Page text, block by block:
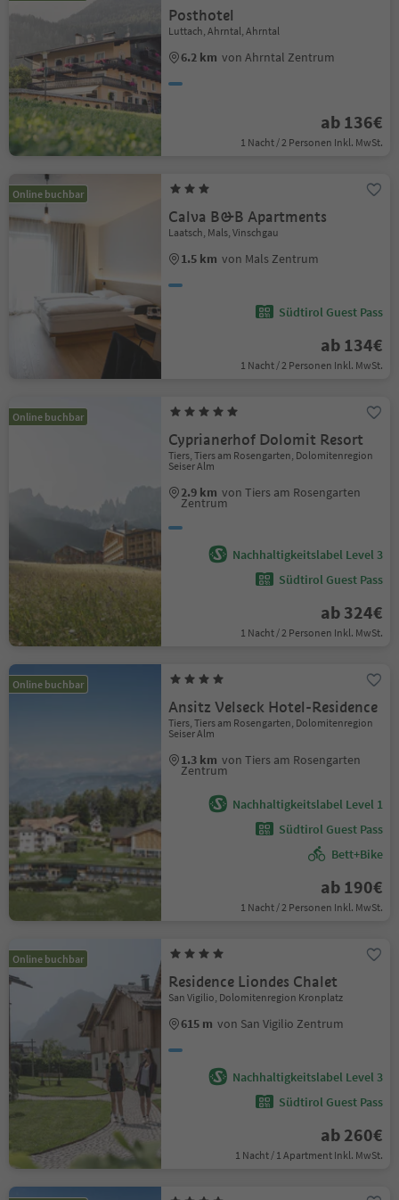
Posthotel
Luttach, Ahrntal, Ahrntal
6.2 km von Ahrntal Zentrum
ab 136€
1 Nacht / 2 Personen Inkl. MwSt.
Online buchbar
Calva B&B Apartments
Laatsch, Mals, Vinschgau
1.5 km von Mals Zentrum
Südtirol Guest Pass
ab 134€
1 Nacht / 2 Personen Inkl. MwSt.
Online buchbar
Cyprianerhof Dolomit Resort
Tiers, Tiers am Rosengarten, Dolomitenregion
Seiser Alm
2.9 km von Tiers am Rosengarten
Zentrum
Nachhaltigkeitslabel Level 3
Südtirol Guest Pass
ab 324€
1 Nacht / 2 Personen Inkl. MwSt.
Online buchbar
Ansitz Velseck Hotel-Residence
Tiers, Tiers am Rosengarten, Dolomitenregion
Seiser Alm
1.3 km von Tiers am Rosengarten
Zentrum
Nachhaltigkeitslabel Level 1
Südtirol Guest Pass
Bett+Bike
ab 190€
1 Nacht / 2 Personen Inkl. MwSt.
Online buchbar
Residence Liondes Chalet
San Vigilio, Dolomitenregion Kronplatz
615 m von San Vigilio Zentrum
Nachhaltigkeitslabel Level 3
Südtirol Guest Pass
ab 260€
1 Nacht / 1 Apartment Inkl. MwSt.